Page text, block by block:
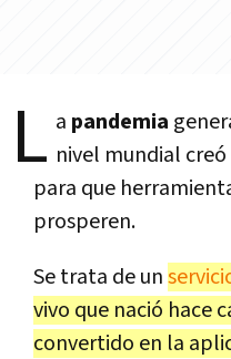
L a pandemia
nivel mundial
para que
prosperen.
Se trata de un
vivo que nació hace
convertido en la